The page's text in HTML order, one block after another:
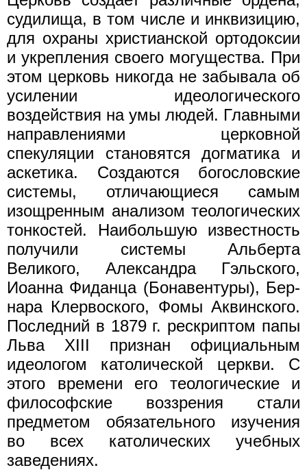
судилища, в том числе и инквизицию,
для охраны христианской ортодоксии
и укрепления своего могущества. При
этом церковь никогда не забывала об
усилении идеологического
воздействия на умы людей. Главными
направлениями церковной
спекуляции становятся догматика и
аскетика. Создаются богословские
системы, отличающиеся самым
изощренным анализом теологических
тонкостей. Наибольшую известность
получили системы Альберта
Великого, Александра Гэльского,
Иоанна Фиданца (Бонавентуры), Бер-
нара Клервоского, Фомы Аквинского.
Последний в 1879 г. рескриптом папы
Льва XIII признан официальным
идеологом католической церкви. С
этого времени его теологические и
философские воззрения стали
предметом обязательного изучения
во всех католических учебных
заведениях.